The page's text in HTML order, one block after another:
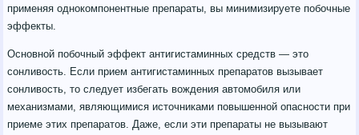
применяя однокомпонентные препараты, вы минимизируете побочные
эффекты.
Основной побочный эффект антигистаминных средств — это
сонливость. Если прием антигистаминных препаратов вызывает
сонливость, то следует избегать вождения автомобиля или
механизмами, являющимися источниками повышенной опасности при
приеме этих препаратов. Даже, если эти препараты не вызывают